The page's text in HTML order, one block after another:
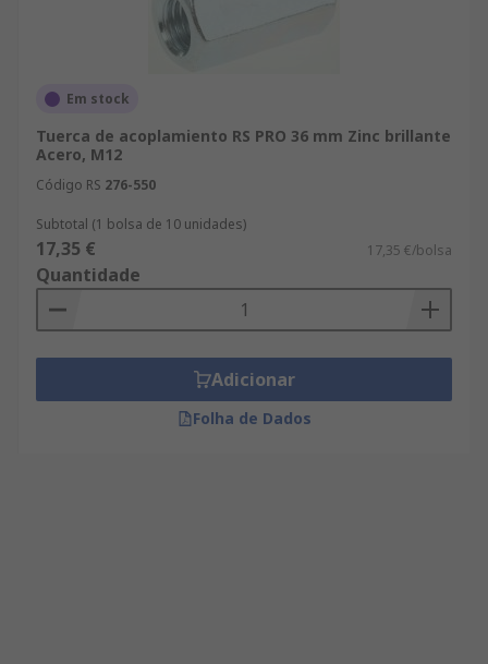
Em stock
Tuerca de acoplamiento RS PRO 36 mm Zinc brillante
Acero, M12
Código RS 276-550
Subtotal (1 bolsa de 10 unidades)
17,35 € 17,35 €/bolsa
Quantidade
Adicionar
Folha de Dados